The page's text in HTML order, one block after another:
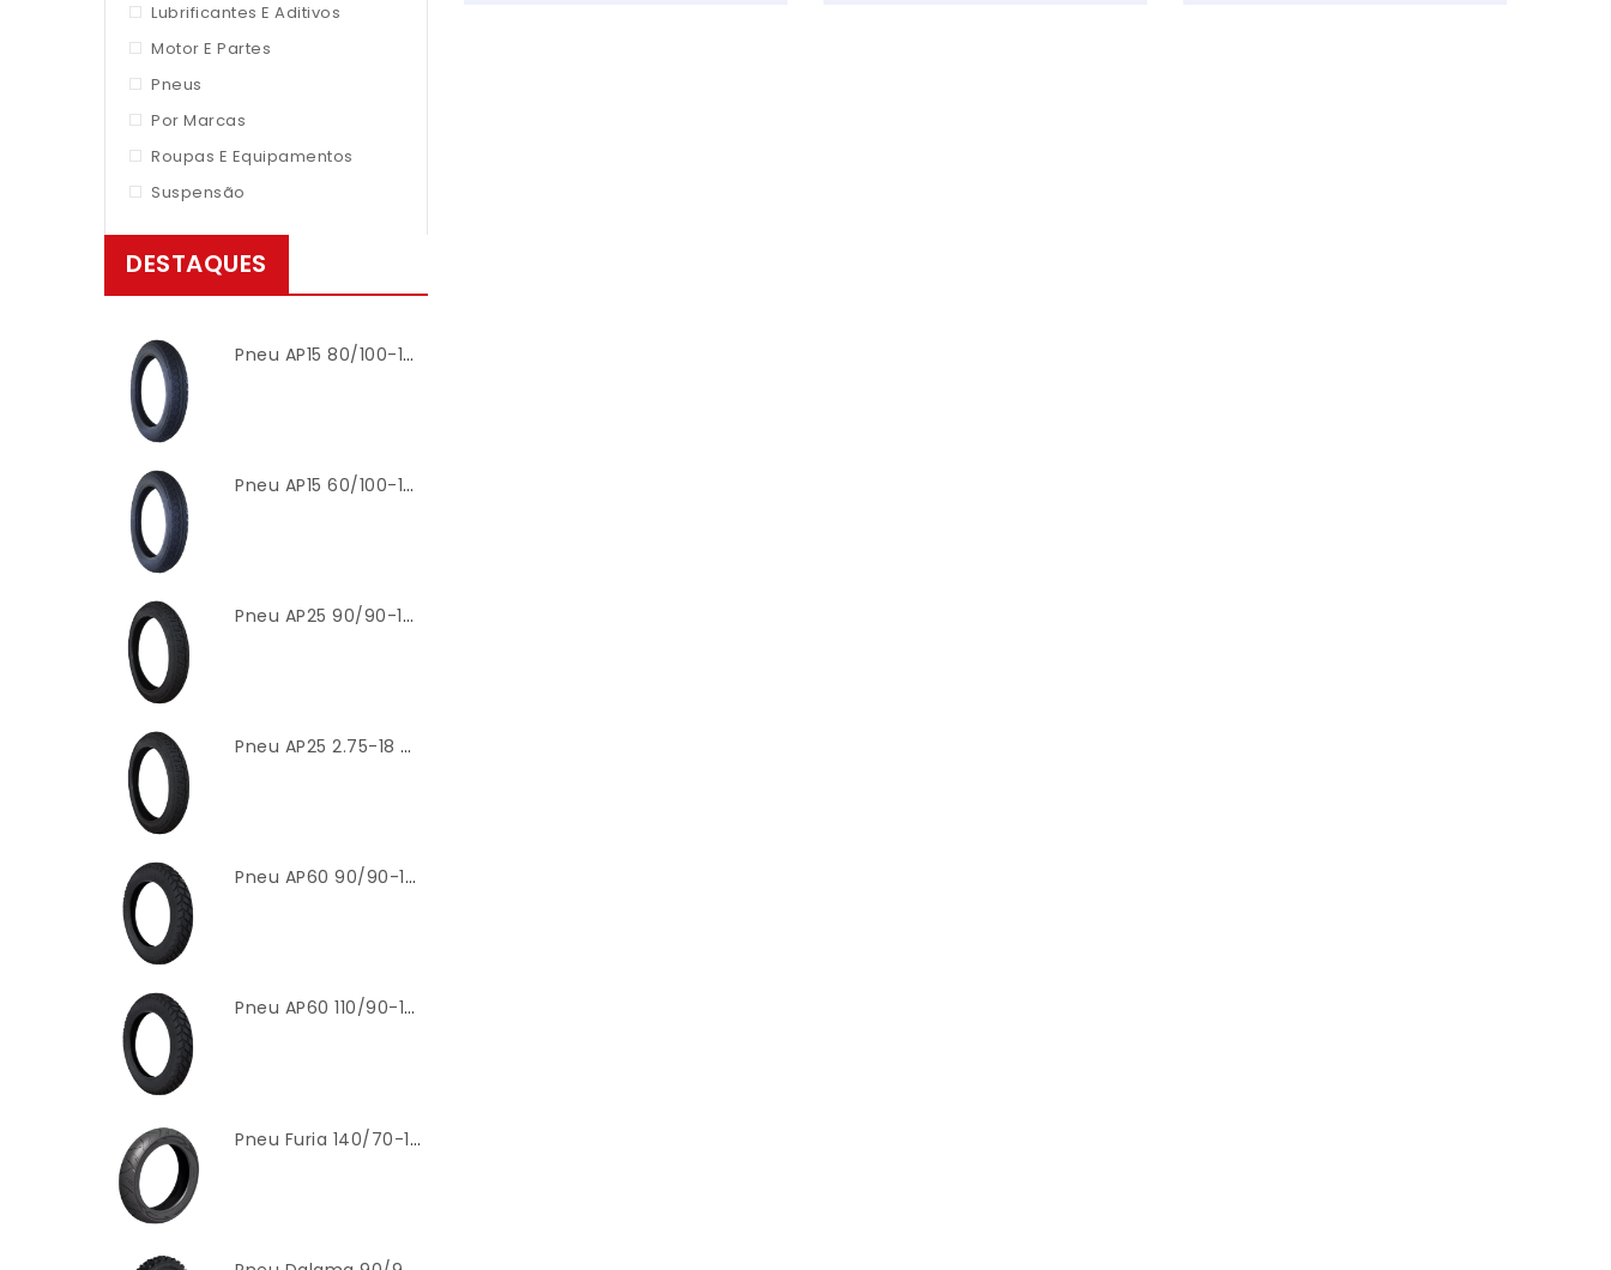
Lubrificantes E Aditivos
Motor E Partes
Pneus
Por Marcas
Roupas E Equipamentos
Suspensão
DESTAQUES
Pneu AP15 80/100-14 Dianteiro (TT) Modelo Mandrake – Cinborg
Pneu AP15 60/100-17 Dianteiro (TT) Modelo Mandrake – Cinborg
Pneu AP25 90/90-18 Traseiro (TT) Modelo Titan 2000 – Cinborg
Pneu AP25 2.75-18 Dianteiro (TT) Modelo Titan 2000 – Cinborg
Pneu AP60 90/90-19 Dianteiro (TT) Modelo Original – Cinborg
Pneu AP60 110/90-17 Traseiro (TT) Modelo Original – Cinborg
Pneu Furia 140/70-17 Traseiro (TL) – Cinborg